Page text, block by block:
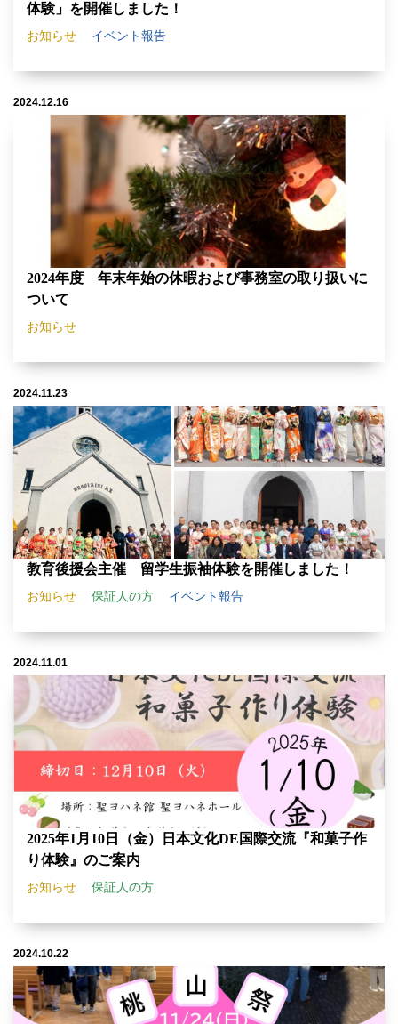
体験」を開催しました！
お知らせ イベント報告
2024.12.16
2024年度 年末年始の休暇および事務室の取り扱いに
ついて
お知らせ
2024.11.23
教育後援会主催 留学生振袖体験を開催しました！
お知らせ 保証人の方 イベント報告
2024.11.01
2025年1月10日（金）日本文化DE国際交流『和菓子作
り体験』のご案内
お知らせ 保証人の方
2024.10.22